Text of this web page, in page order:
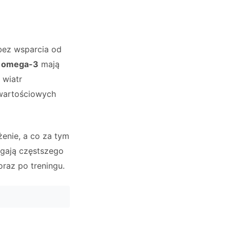
wsparcia od
omega-3 mają
wiatr
a co za tym
częstszego
po treningu.